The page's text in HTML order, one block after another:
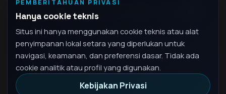
PEMBERITAHUAN PRIVASI
Hanya cookie teknis
Situs ini hanya menggunakan cookie teknis atau alat
penyimpanan lokal setara yang diperlukan untuk
navigasi, keamanan, dan preferensi dasar. Tidak ada
cookie analitik atau profil yang digunakan.
Kebijakan Privasi